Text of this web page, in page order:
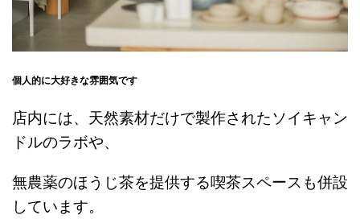
個人的に大好きな雰囲気です
店内には、天然素材だけで製作されたソイキャン
ドルのラボや、
無農薬のほうじ茶を提供する喫茶スペースも併設
しています。